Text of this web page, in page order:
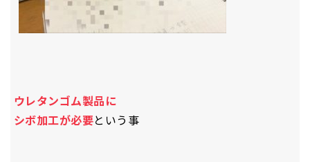
ウレタンゴム製品に
シボ加工が必要という事